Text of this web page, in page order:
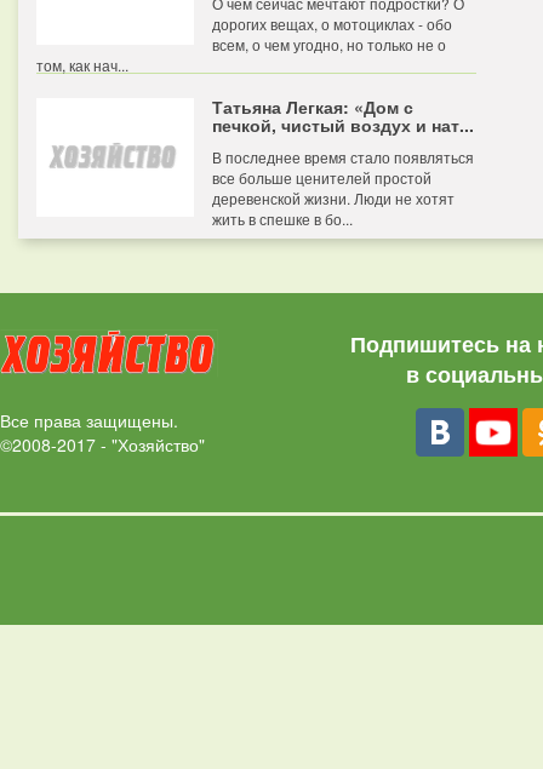
дорогих вещах, о мотоциклах - обо
всем, о чем угодно, но только не о
том, как нач...
Татьяна Легкая: «Дом с
печкой, чистый воздух и нат...
В последнее время стало появляться
все больше ценителей простой
деревенской жизни. Люди не хотят
жить в спешке в бо...
Все права защищены.
©2008-2017 - "Хозяйство"
Подпишитесь на
в